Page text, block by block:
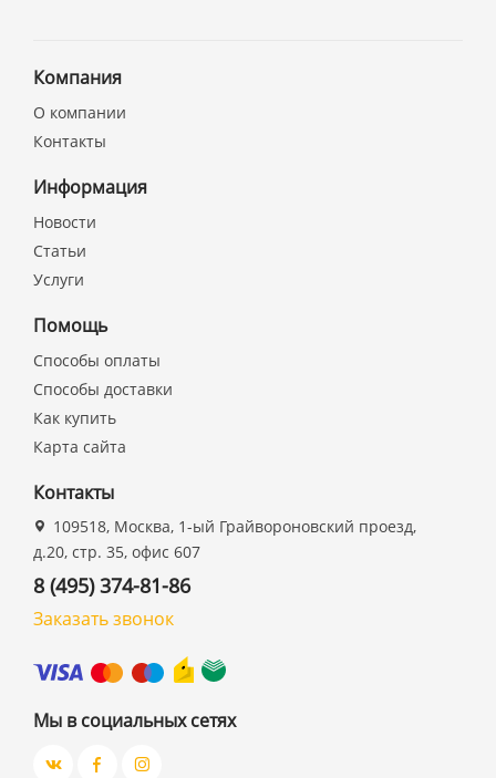
Компания
О компании
Контакты
Информация
Новости
Статьи
Услуги
Помощь
Способы оплаты
Способы доставки
Как купить
Карта сайта
Контакты
109518, Москва, 1-ый Грайвороновский проезд,
д.20, стр. 35, офис 607
8 (495) 374-81-86
Заказать звонок
Мы в социальных сетях